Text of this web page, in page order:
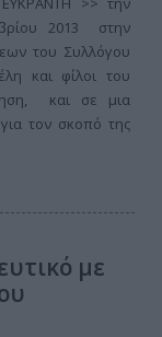
2013 στην
του Συλλόγου
και φίλοι του
και σε μια
τον σκοπό της
με